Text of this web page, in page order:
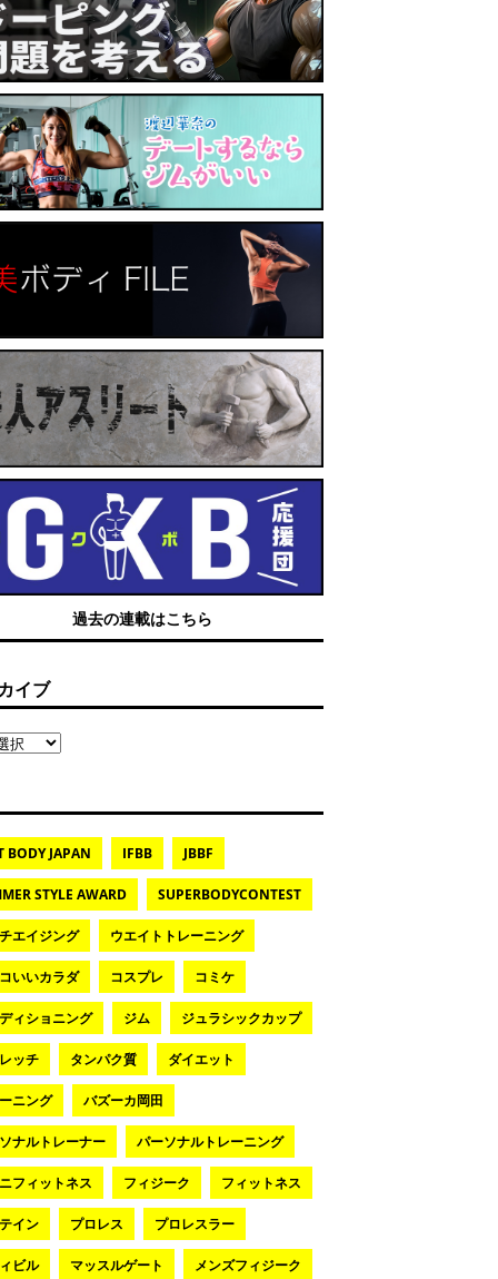
過去の連載はこちら
イブ
BODY JAPAN IFBB JBBF
STYLE AWARD SUPERBODYCONTEST
エイジング ウエイトトレーニング
いいカラダ コスプレ コミケ
ィショニング ジム ジュラシックカップ
ッチ タンパク質 ダイエット
ニング バズーカ岡田
ナルトレーナー パーソナルトレーニング
フィットネス フィジーク フィットネス
イン プロレス プロレスラー
ビル マッスルゲート メンズフィジーク